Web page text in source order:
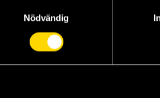
Nödvändig
Beställ